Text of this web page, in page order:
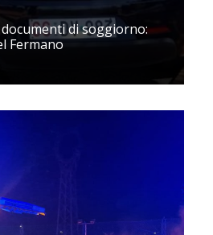
di soggiorno:
Fermano